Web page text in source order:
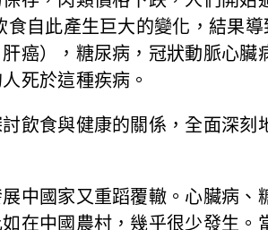
自此產生巨大的變化，結果導
癌），糖尿病，冠狀動脈心臟
死於這種疾病。
飲食與健康的關係，全面深刻
中國家又重蹈覆轍。心臟病、
在中國農村，幾乎很少發生。